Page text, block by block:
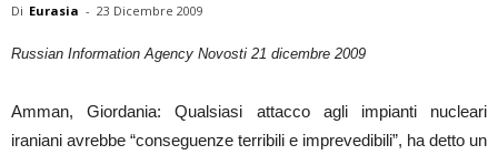
Di Eurasia - 23 Dicembre 2009
Russian Information Agency Novosti 21 dicembre 2009
Amman, Giordania: Qualsiasi attacco agli impianti nucleari
iraniani avrebbe “conseguenze terribili e imprevedibili”, ha detto un